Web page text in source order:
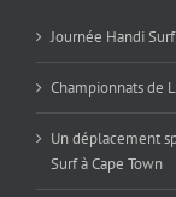
Journée Handi
Championnats de
Un déplacement
Surf à Cape Town